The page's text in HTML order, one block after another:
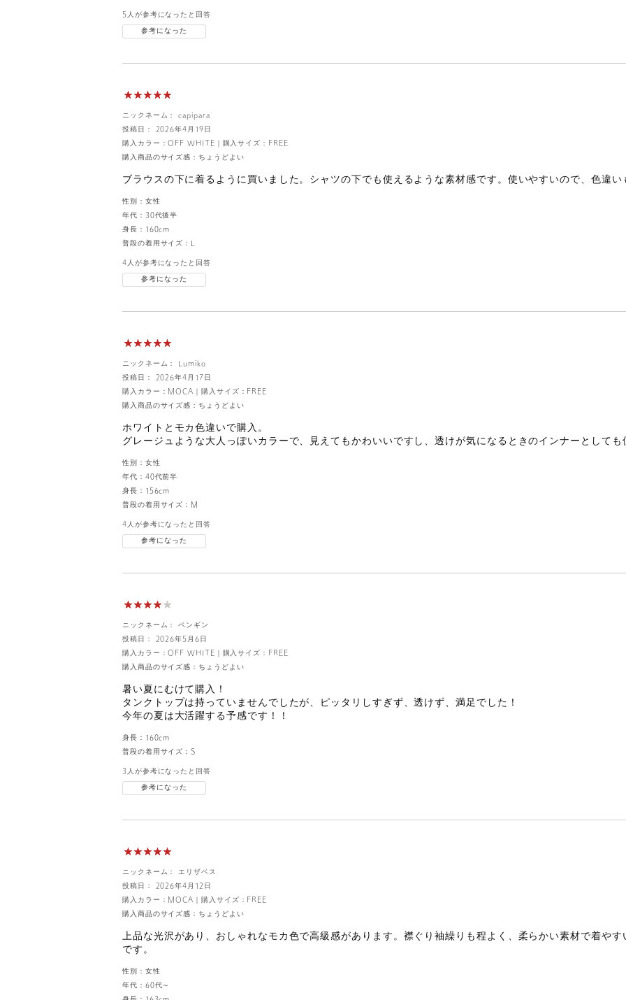
5人が参考になったと回答
参考になった
ニックネーム： capipara
投稿日： 2026年4月19日
購入サイズ：FREE
購入カラー：OFF WHITE
購入商品のサイズ感： ちょうどよい
ブラウスの下に着るように買いました。シャツの下でも使えるような素材感です。使いやすいので、色違い
性別： 女性
年代： 30代後半
身長： 160cm
普段の着用サイズ：
4人が参考になったと回答
参考になった
ニックネーム： Lumiko
投稿日： 2026年4月17日
購入サイズ：FREE
｜
購入カラー：MOCA
購入商品のサイズ感： ちょうどよい
ホワイトとモカ色違いで購入。
グレージュような大人っぽいカラーで、見えてもかわいいですし、透けが気になるときのインナーとしても
性別： 女性
年代： 40代前半
身長： 156cm
普段の着用サイズ： M
4人が参考になったと回答
参考になった
ニックネーム： ペンギン
投稿日： 2026年5月6日
購入サイズ：FREE
購入カラー：OFF WHITE
購入商品のサイズ感： ちょうどよい
暑い夏にむけて購入！
タンクトップは持っていませんでしたが、ピッタリしすぎず、透けず、満足でした！
今年の夏は大活躍する予感です！！
身長： 160cm
普段の着用サイズ：S
3人が参考になったと回答
参考になった
ニックネーム： エリザベス
投稿日： 2026年4月12日
購入サイズ：FREE
｜
購入カラー：MOCA
購入商品のサイズ感： ちょうどよい
上品な光沢があり、おしゃれなモカ色で高級感があります。襟ぐり袖繰りも程よく、柔らかい素材で着や
です。
性別： 女性
年代： 60代～